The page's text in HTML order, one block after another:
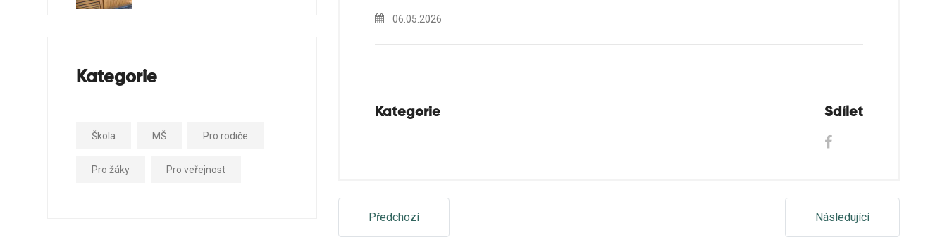
Kategorie
Škola MŠ Pro rodiče
Pro žáky Pro veřejnost
06.05.2026
Kategorie Sdílet
Předchozí Následující